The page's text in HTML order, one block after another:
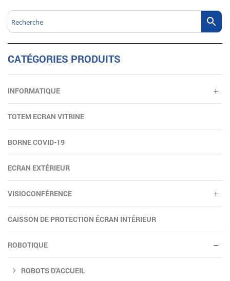
CATÉGORIES PRODUITS
INFORMATIQUE
TOTEM ECRAN VITRINE
BORNE COVID-19
ECRAN EXTÉRIEUR
VISIOCONFÉRENCE
CAISSON DE PROTECTION ÉCRAN INTÉRIEUR
ROBOTIQUE
ROBOTS D'ACCUEIL